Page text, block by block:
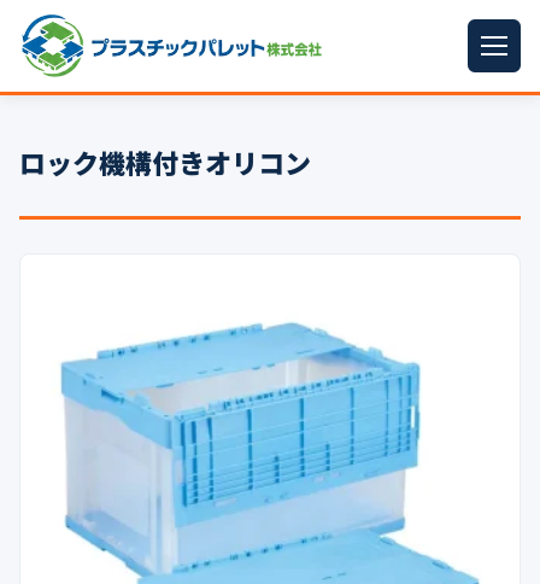
パレットサイズ
プラパレット ▼
再生原料
イラン情勢まとめ
公式ブログ
ロック機構付きオリコン